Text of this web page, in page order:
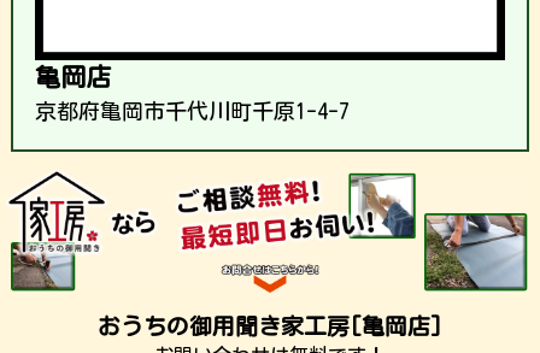
亀岡店
京都府亀岡市千代川町千原1-4-7
おうちの御用聞き家工房[亀岡店]